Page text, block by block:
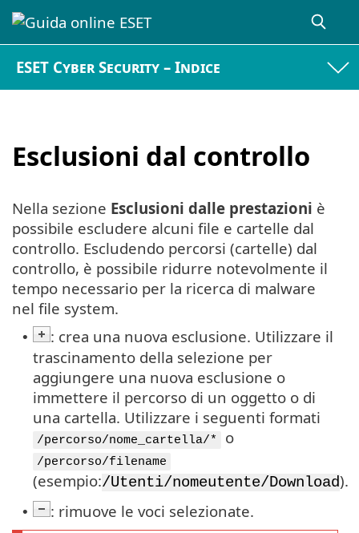
ESET Cyber Security – Indice
Esclusioni dal controllo
Nella sezione Esclusioni dalle prestazioni è
possibile escludere alcuni file e cartelle dal
controllo. Escludendo percorsi (cartelle) dal
controllo, è possibile ridurre notevolmente il
tempo necessario per la ricerca di malware
nel file system.
•
: crea una nuova esclusione. Utilizzare il
trascinamento della selezione per
aggiungere una nuova esclusione o
immettere il percorso di un oggetto o di
una cartella. Utilizzare i seguenti formati
/percorso/nome_cartella/* o
/percorso/filename
(esempio:/Utenti/nomeutente/Download).
•
: rimuove le voci selezionate.